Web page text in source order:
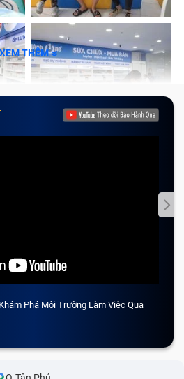
THÊM
Phá Môi Trường Làm Việc Qua